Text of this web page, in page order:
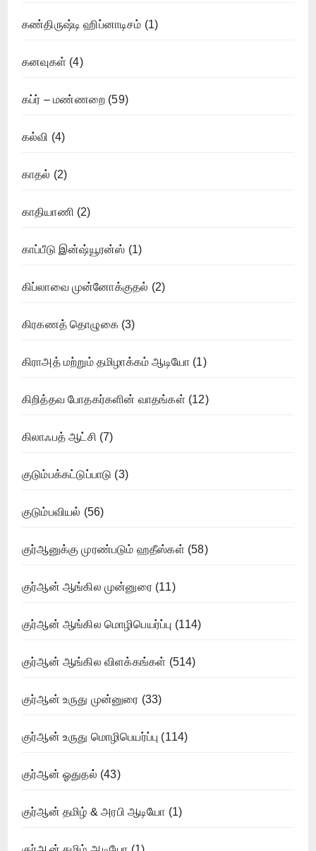
கண்திருஷ்டி ஹிப்னாடிசம் (1)
கனவுகள் (4)
கப்ர் – மண்ணறை (59)
கல்வி (4)
காதல் (2)
காதியாணி (2)
காப்பீடு இன்ஷ்யூரன்ஸ் (1)
கிப்லாவை முன்னோக்குதல் (2)
கிரகணத் தொழுகை(3)
கிராஅத் மற்றும் தமிழாக்கம் ஆடியோ (1)
கிறித்தவ போதகர்களின் வாதங்கள் (12)
கிலாஃபத் ஆட்சி (7)
குடும்பக்கட்டுப்பாடு (3)
குடும்பவியல் (56)
குர்ஆனுக்கு முரண்படும் ஹதீஸ்கள் (58)
குர்ஆன் ஆங்கில முன்னுரை(11)
குர்ஆன் ஆங்கில மொழிபெயர்ப்பு (114)
குர்ஆன் ஆங்கில விளக்கங்கள் (514)
குர்ஆன் உருது முன்னுரை (33)
குர்ஆன் உருது மொழிபெயர்ப்பு (114)
குர்ஆன் ஓதுதல் (43)
குர்ஆன் தமிழ் & அரபி ஆடியோ (1)